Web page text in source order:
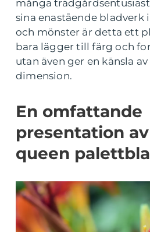
många
sina enastående bladverk
och mönster är detta ett
bara lägger till färg och
utan även ger en känsla
dimension.
En omfattande
presentation
queen